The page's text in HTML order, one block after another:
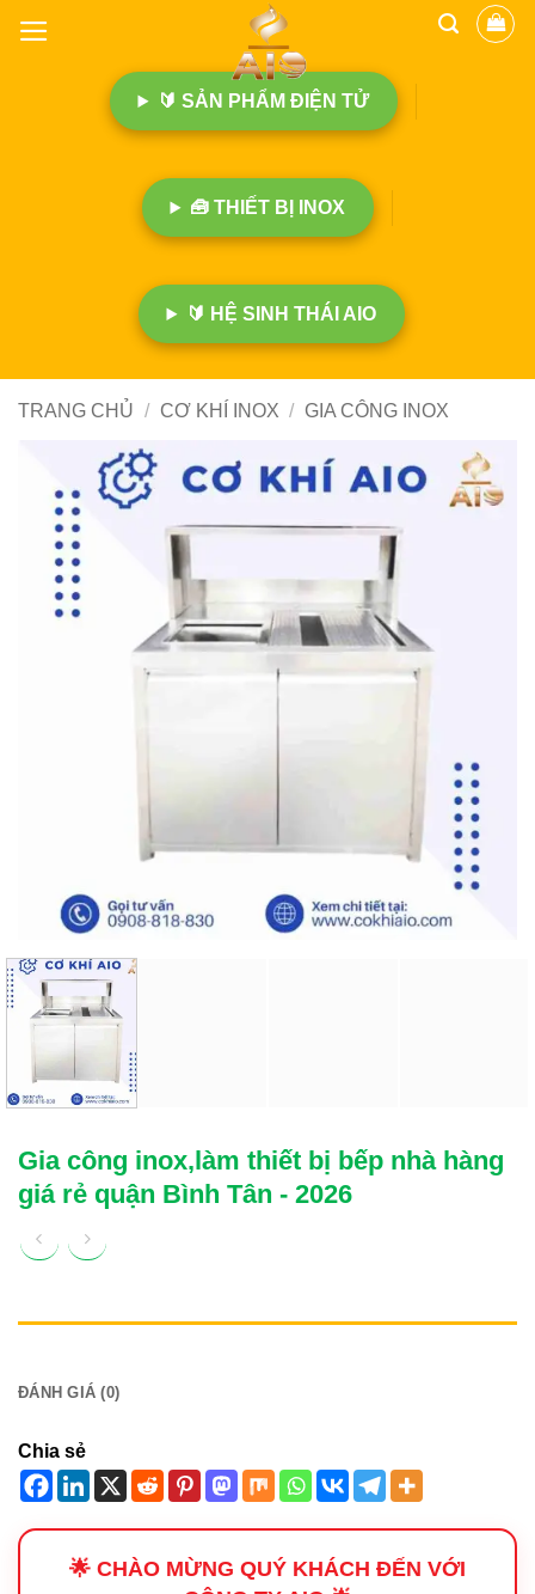
🔰 SẢN PHẨM ĐIỆN TỬ
🧰 THIẾT BỊ INOX
🔰 HỆ SINH THÁI AIO
TRANG CHỦ / CƠ KHÍ INOX / GIA CÔNG INOX
Gia công inox,làm thiết bị bếp nhà hàng
giá rẻ quận Bình Tân - 2026
ĐÁNH GIÁ (0)
Chia sẻ
🌟 CHÀO MỪNG QUÝ KHÁCH ĐẾN VỚI